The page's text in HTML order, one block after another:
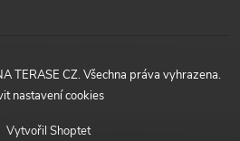
Vytvořil Shoptet
TERASE CZ. Všechna práva vyhrazena.
nastavení cookies